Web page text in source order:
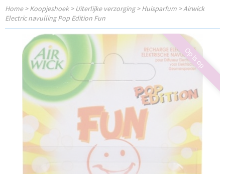
Home>Koopjeshoek> Uiterlijke verzorging>Huisparfum >Airwick
Electric navulling Pop Edition Fun
Op is op